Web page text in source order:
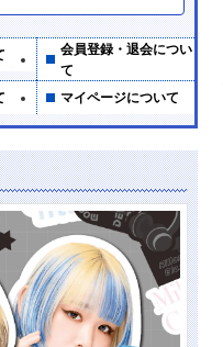
会員登録・退会につい
て
マイページについて